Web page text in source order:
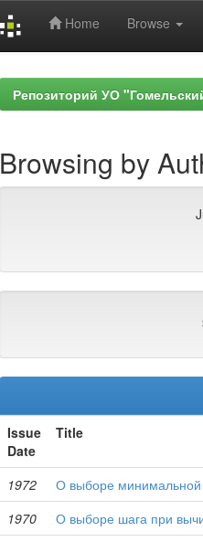
Home Browse
Репозиторий УО
Browsing by
Issue
Date
Title
1972 О выборе минимальной
1970
О выборе шага при